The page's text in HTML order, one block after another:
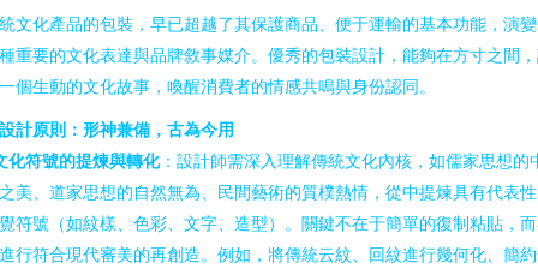
文化產品的包裝，早已超越了其保護商品、便于運輸的基本功能，演
重要的文化表達與品牌敘事媒介。優秀的包裝設計，能夠在方寸之間
個生動的文化故事，喚醒消費者的情感共鳴與身份認同。
計原則：形神兼備，古為今用
化符號的提煉與轉化：設計師需深入理解傳統文化內核，如儒家思想的
美、道家思想的自然無為、民間藝術的質樸熱情，從中提煉具有代表
符號（如紋樣、色彩、文字、造型）。關鍵不在于簡單的復制粘貼，
行符合現代審美的再創造。例如，將傳統云紋、回紋進行幾何化、簡